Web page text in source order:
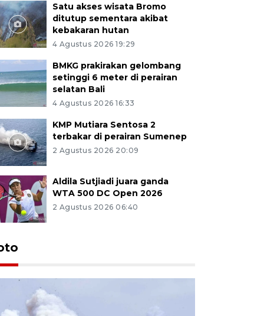
Satu akses wisata Bromo
ditutup sementara akibat
kebakaran hutan
4 Agustus 2026 19:29
BMKG prakirakan gelombang
setinggi 6 meter di perairan
selatan Bali
4 Agustus 2026 16:33
KMP Mutiara Sentosa 2
terbakar di perairan Sumenep
2 Agustus 2026 20:09
Aldila Sutjiadi juara ganda
WTA 500 DC Open 2026
2 Agustus 2026 06:40